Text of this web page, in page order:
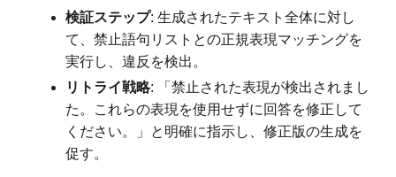
検証ステップ: 生成されたテキスト全体に対し
て、禁止語句リストとの正規表現マッチングを
実行し、違反を検出。
リトライ戦略: 「禁止された表現が検出されまし
た。これらの表現を使用せずに回答を修正して
ください。」と明確に指示し、修正版の生成を
促す。